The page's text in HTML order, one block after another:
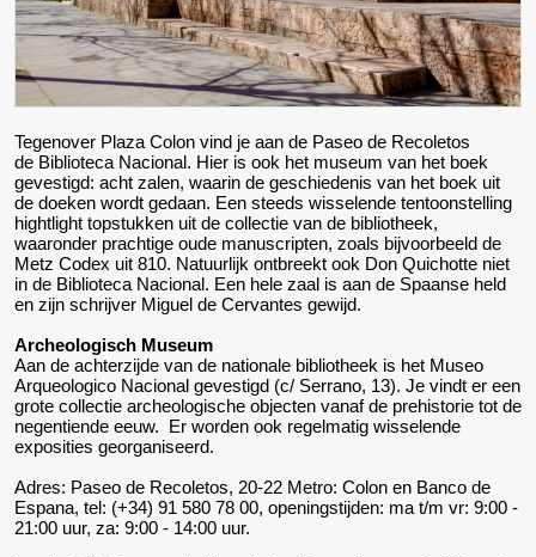
Tegenover Plaza Colon vind je aan de Paseo de Recoletos
de Biblioteca Nacional. Hier is ook het museum van het boek
gevestigd: acht zalen, waarin de geschiedenis van het boek uit
de doeken wordt gedaan. Een steeds wisselende tentoonstelling
hightlight topstukken uit de collectie van de bibliotheek,
waaronder prachtige oude manuscripten, zoals bijvoorbeeld de
Metz Codex uit 810. Natuurlijk ontbreekt ook Don Quichotte niet
in de Biblioteca Nacional. Een hele zaal is aan de Spaanse held
en zijn schrijver Miguel de Cervantes gewijd.
Archeologisch Museum
Aan de achterzijde van de nationale bibliotheek is het Museo
Arqueologico Nacional gevestigd (c/ Serrano, 13). Je vindt er een
grote collectie archeologische objecten vanaf de prehistorie tot de
negentiende eeuw. Er worden ook regelmatig wisselende
exposities georganiseerd.
Adres: Paseo de Recoletos, 20-22 Metro: Colon en Banco de
Espana, tel: (+34) 91 580 78 00, openingstijden: ma t/m vr: 9:00 -
21:00 uur, za: 9:00 - 14:00 uur.